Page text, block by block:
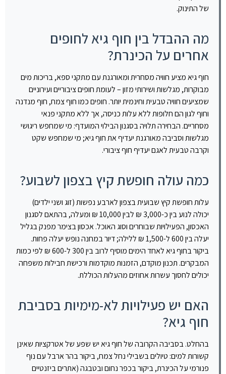
של התינוק.
מה ההבדל בין חוף גיא לחופים
אחרים על הכינרת?
חוף גיא מציע חוויה מסחרית ומאורגנת עם מתקני ספא, בריכות מים
מבוקרות, מגלשות ושירותי מזון – לעומת חופים ציבוריים ועירוניים
שמציעים חוויה טבעית וחינמית יותר. חופים כמו חוף צמח, חוף מנדנה
וחוף לגון הם חלופות ללא עלות כניסה, אך ללא מתקני פנאי
מסחריים. הבחירה תלויה בסגנון הבילוי המועדף: מי שמחפש ריגושי
מגלשות וסביבה מאורגנת יעדיף את חוף גיא; מי שמחפש שקט
וקרבה טבעית לאגם יעדיף חוף ציבורי.
כמה עולה חופשת קיץ בצפון לשבוע?
עלות חופשת קיץ שבועית בצפון לארבע נפשות (זוג ושני ילדים)
יכולה לנוע בין כ-3,000 ₪ לבין 10,000 ₪ ומעלה, בהתאם לסגנון
האכסון, הפעילויות שבוחרים וסוג האוכל. אכסון בצימר מפנק בגליל
יעלה בין 600 ל-1,500 ₪ ללילה; דיור במחנה נופש יעלה פחות.
ביקור בחוף גיא לאחד הימים מוסיף לרוב בין 300 ל-600 ₪ לפי כמות
המבקרים. תכנון מוקדם, הזמנות מוקדמות ורכישת חבילות משפחה
יכולים לחסוך עשרות אחוזים מהעלות הכוללת.
האם יש פעילויות לא-מימיות בסביבת
חוף גיא?
בהחלט. בסביבה הקרובה של חוף גיא יש שפע של אטרקציות שאינן
קשורות למים: טיולים בשבילי נחל צמח, ביקור בהר ארבל עם נוף
פנורמי על הכינרת, ביקור בכפר נחום ובטבגה (אתרים ביזנטיים